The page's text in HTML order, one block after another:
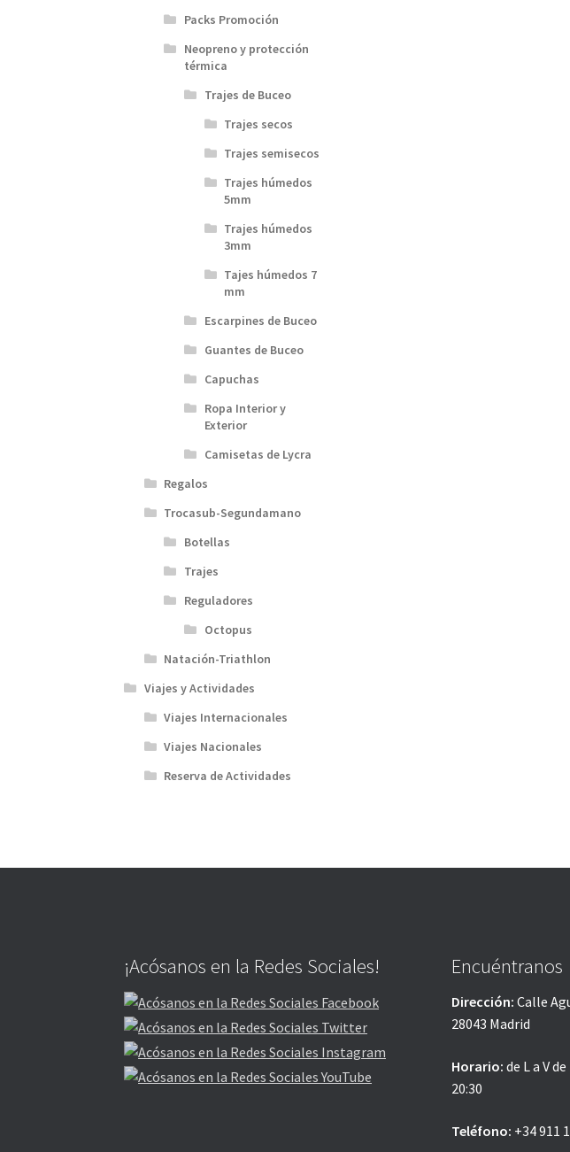
Packs Promoción
Neopreno y protección
térmica
Trajes de Buceo
Trajes secos
Trajes semisecos
Trajes húmedos
5mm
Trajes húmedos
3mm
Tajes húmedos 7
mm
Escarpines de Buceo
Guantes de Buceo
Capuchas
Ropa Interior y
Exterior
Camisetas de Lycra
Regalos
Trocasub-Segundamano
Botellas
Trajes
Reguladores
Octopus
Natación-Triathlon
Viajes y Actividades
Viajes Internacionales
Viajes Nacionales
Reserva de Actividades
¡Acósanos en la Redes Sociales! Encuéntranos
Dirección:Calle
28043 Madrid
Horario: de L a V
20:30
Teléfono: +34 911